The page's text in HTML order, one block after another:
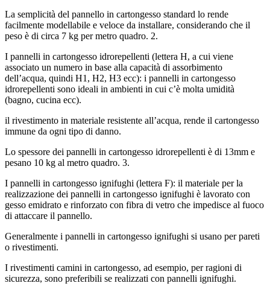
La semplicità del pannello in cartongesso standard lo rende
facilmente modellabile e veloce da installare, considerando che il
peso è di circa 7 kg per metro quadro. 2.
I pannelli in cartongesso idrorepellenti (lettera H, a cui viene
associato un numero in base alla capacità di assorbimento
dell’acqua, quindi H1, H2, H3 ecc): i pannelli in cartongesso
idrorepellenti sono ideali in ambienti in cui c’è molta umidità
(bagno, cucina ecc).
il rivestimento in materiale resistente all’acqua, rende il cartongesso
immune da ogni tipo di danno.
Lo spessore dei pannelli in cartongesso idrorepellenti è di 13mm e
pesano 10 kg al metro quadro. 3.
I pannelli in cartongesso ignifughi (lettera F): il materiale per la
realizzazione dei pannelli in cartongesso ignifughi è lavorato con
gesso emidrato e rinforzato con fibra di vetro che impedisce al fuoco
di attaccare il pannello.
Generalmente i pannelli in cartongesso ignifughi si usano per pareti
o rivestimenti.
I rivestimenti camini in cartongesso, ad esempio, per ragioni di
sicurezza, sono preferibili se realizzati con pannelli ignifughi.